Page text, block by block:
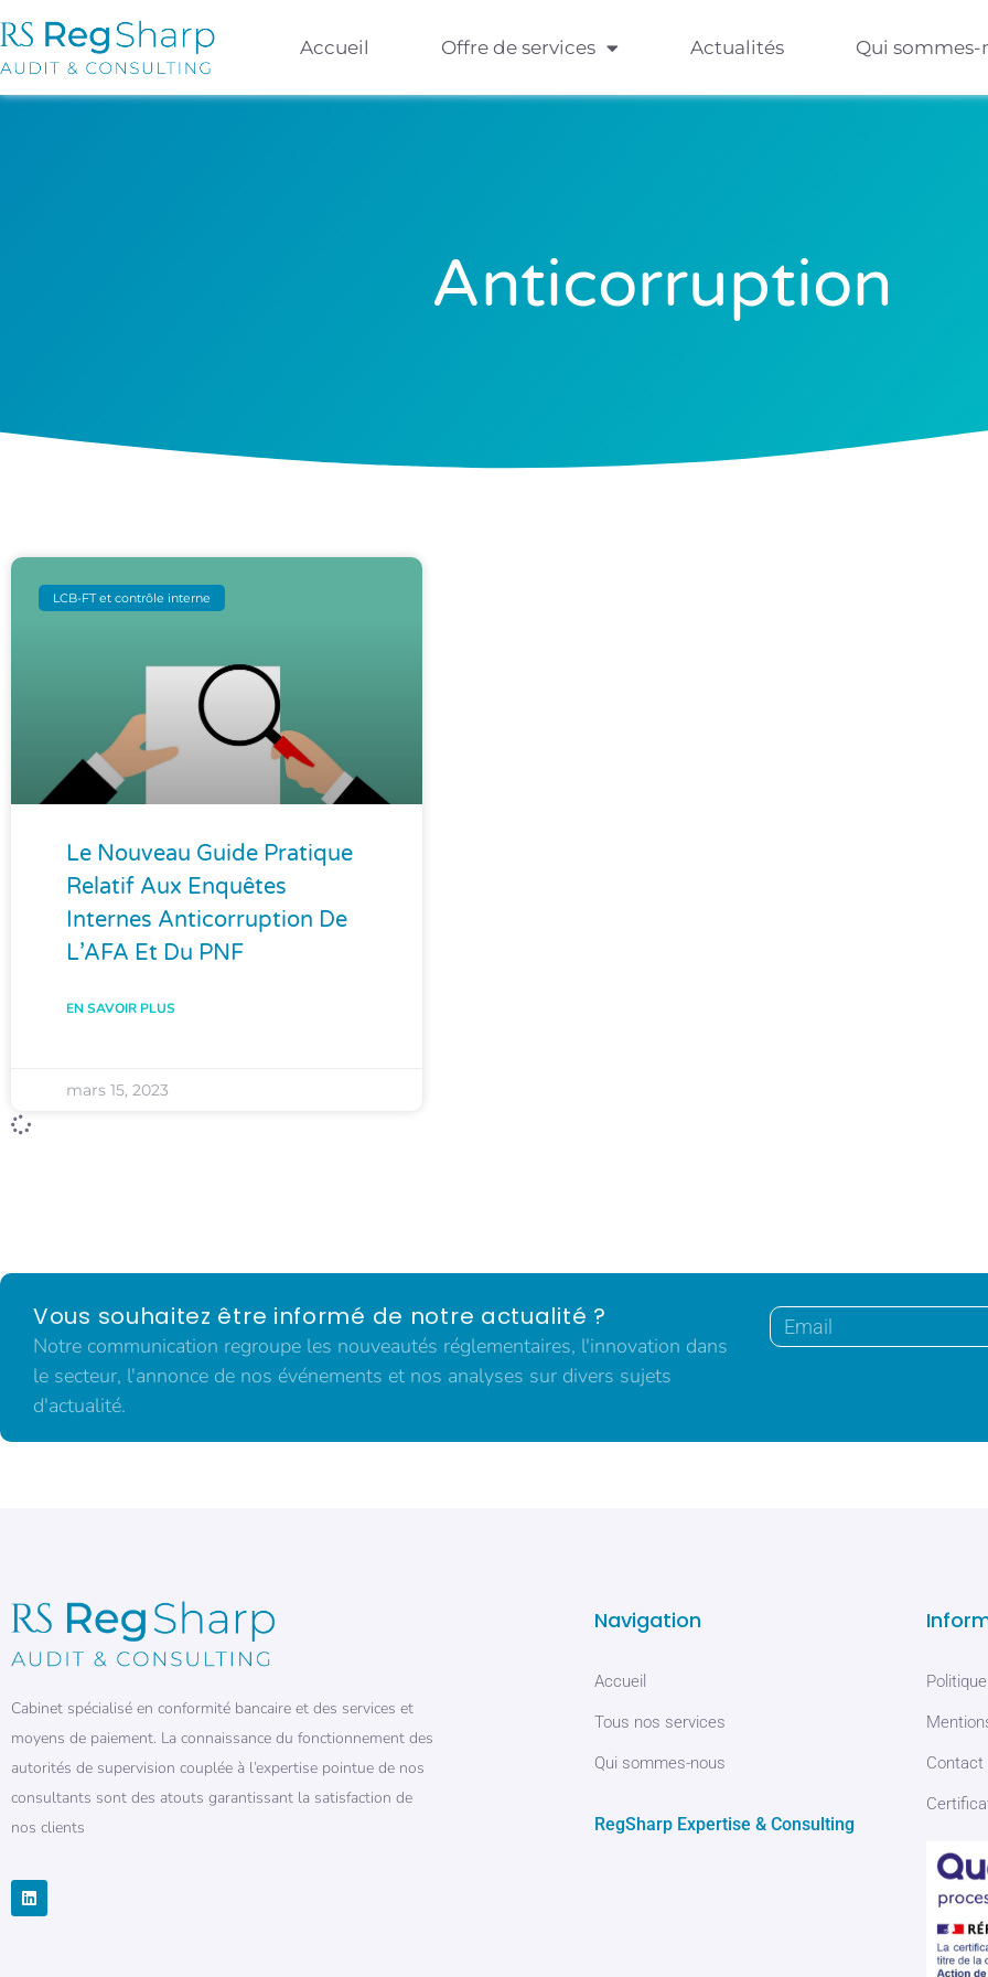
Accueil Offre de services Actualités Qui sommes-
Anticorruption
LCB-FT et contrôle interne
Le Nouveau Guide Pratique
Relatif Aux Enquêtes
Internes Anticorruption De
L’AFA Et Du PNF
EN SAVOIR PLUS
mars 15, 2023
Vous souhaitez être informé de notre actualité ?
Notre communication regroupe les nouveautés réglementaires, l'innovation dans
le secteur, l'annonce de nos événements et nos analyses sur divers sujets
d'actualité.
Cabinet spécialisé en conformité bancaire et des services et
moyens de paiement. La connaissance du fonctionnement des
autorités de supervision couplée à l’expertise pointue de nos
consultants sont des atouts garantissant la satisfaction de
nos clients
Navigation
Accueil
Tous nos services
Qui sommes-nous
RegSharp Expertise & Consulting
Contact